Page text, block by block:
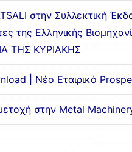
στην Συλλεκτική
της Ελληνικής
ΤΗΣ ΚΥΡΙΑΚΗΣ
| Νέο Εταιρικό
στην Metal